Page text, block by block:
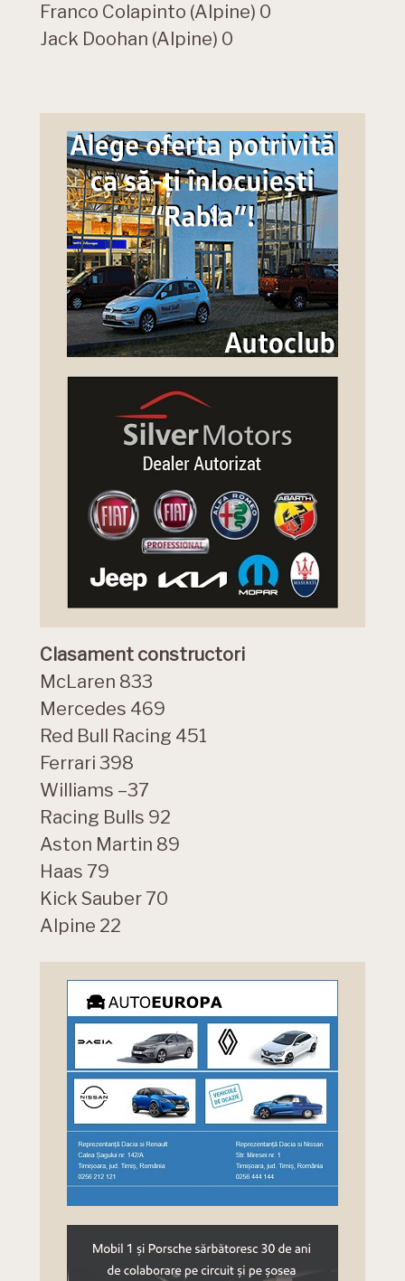
Franco Colapinto (Alpine) 0
Jack Doohan (Alpine) 0
Clasament constructori
McLaren 833
Mercedes 469
Red Bull Racing 451
Ferrari 398
Williams –37
Racing Bulls 92
Aston Martin 89
Haas 79
Kick Sauber 70
Alpine 22